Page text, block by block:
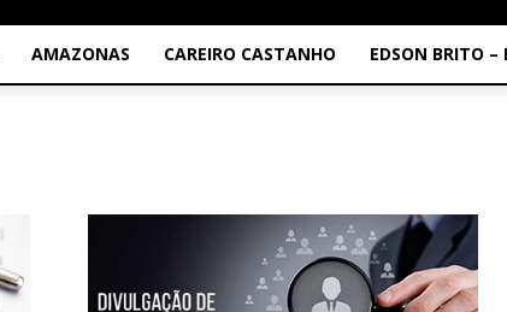
AMAZONAS CAREIRO CASTANHO EDSON BRITO –